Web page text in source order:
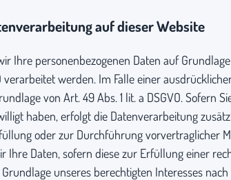
auf dieser Website
personenbezogenen Daten auf Grundlage
verarbeitet werden. Im Falle einer
von Art. 49 Abs. 1 lit. a DSGVO. Sofern
haben, erfolgt die Datenverarbeitung
oder zur Durchführung vorvertraglicher
Ihre Daten, sofern diese zur Erfüllung einer
unseres berechtigten Interesses